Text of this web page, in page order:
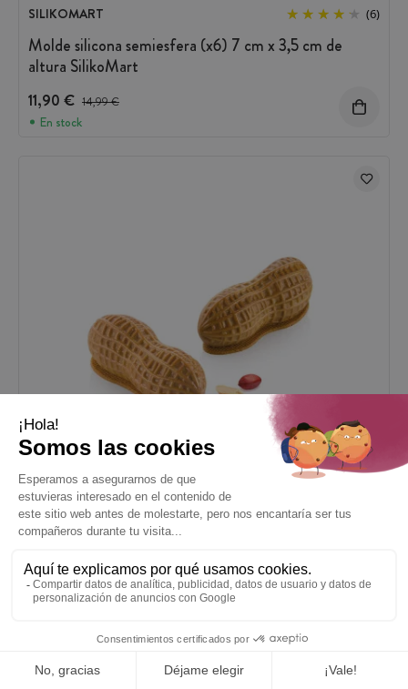
SILIKOMART (6)
Molde silicona semiesfera (x6) 7 cm x 3,5 cm de
altura SilikoMart
11,90 € Precio antes del descuento
14,99 €
En stock
Molde de Silicona Trampantojo Cacahuete 10,7 x 4,3
x H 4 cm (x6) Silikomart